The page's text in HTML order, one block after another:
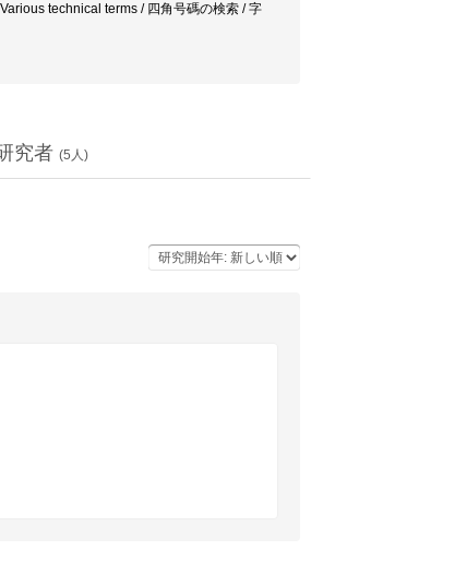
technical terms / 四角号碼の検索 / 字
究者 (5 人)